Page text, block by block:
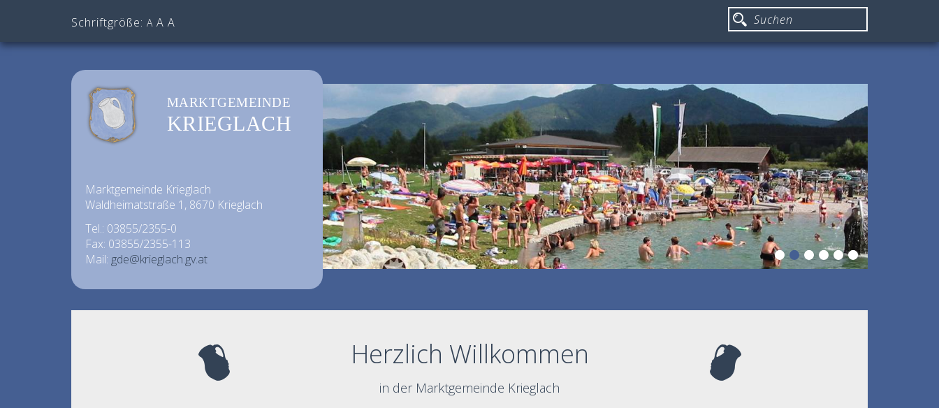
Schriftgröße: A A A
MARKTGEMEINDE
KRIEGLACH
Marktgemeinde Krieglach
Waldheimatstraße 1, 8670 Krieglach
Tel.: 03855/2355-0
Fax: 03855/2355-113
Mail: gde@krieglach.gv.at
Herzlich Willkommen
in der Marktgemeinde Krieglach